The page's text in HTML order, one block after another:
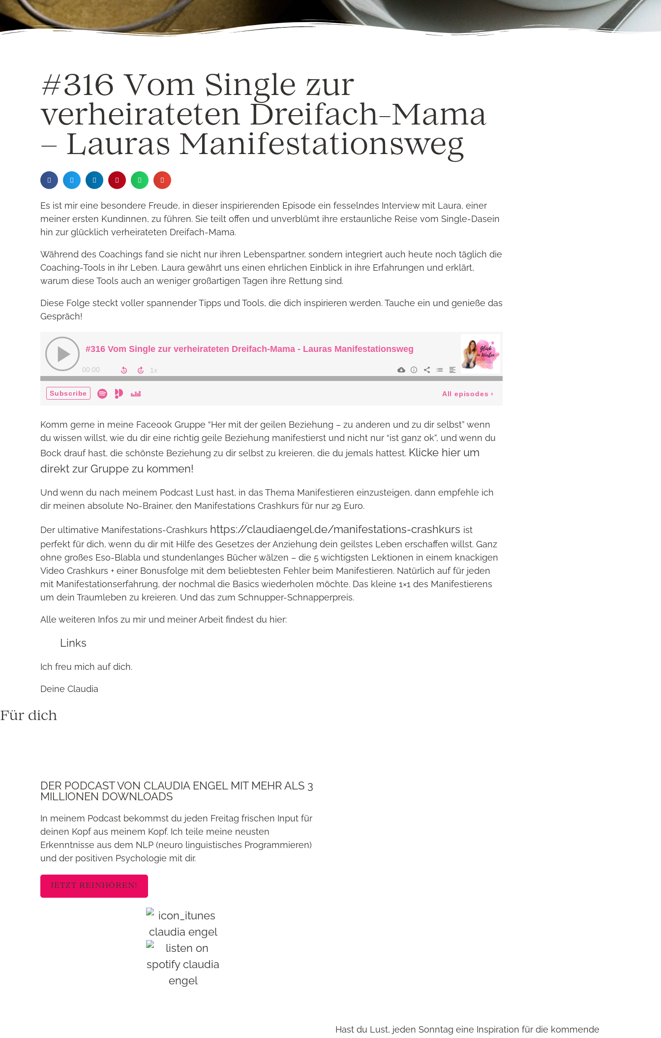
#316 Vom Single zur
verheirateten Dreifach-Mama
– Lauras Manifestationsweg
Es ist mir eine besondere Freude, in dieser inspirierenden Episode ein fesselndes Interview mit Laura, einer
meiner ersten Kundinnen, zu führen. Sie teilt offen und unverblümt ihre erstaunliche Reise vom Single-Dasein
hin zur glücklich verheirateten Dreifach-Mama.
Während des Coachings fand sie nicht nur ihren Lebenspartner, sondern integriert auch heute noch täglich die
Coaching-Tools in ihr Leben. Laura gewährt uns einen ehrlichen Einblick in ihre Erfahrungen und erklärt,
warum diese Tools auch an weniger großartigen Tagen ihre Rettung sind.
Diese Folge steckt voller spannender Tipps und Tools, die dich inspirieren werden. Tauche ein und genieße das
Gespräch!
Komm gerne in meine Faceook Gruppe “Her mit der geilen Beziehung – zu anderen und zu dir selbst” wenn
du wissen willst, wie du dir eine richtig geile Beziehung manifestierst und nicht nur “ist ganz ok”, und wenn du
Bock drauf hast, die schönste Beziehung zu dir selbst zu kreieren, die du jemals hattest. Klicke hier um
direkt zur Gruppe zu kommen!
Und wenn du nach meinem Podcast Lust hast, in das Thema Manifestieren einzusteigen, dann empfehle ich
dir meinen absolute No-Brainer, den Manifestations Crashkurs für nur 29 Euro.
Der ultimative Manifestations-Crashkurs https://claudiaengel.de/manifestations-crashkurs ist
perfekt für dich, wenn du dir mit Hilfe des Gesetzes der Anziehung dein geilstes Leben erschaffen willst. Ganz
ohne großes Eso-Blabla und stundenlanges Bücher wälzen – die 5 wichtigsten Lektionen in einem knackigen
Video Crashkurs + einer Bonusfolge mit dem beliebtesten Fehler beim Manifestieren. Natürlich auf für jeden
mit Manifestationserfahrung, der nochmal die Basics wiederholen möchte. Das kleine 1×1 des Manifestierens
um dein Traumleben zu kreieren. Und das zum Schnupper-Schnapperpreis.
Alle weiteren Infos zu mir und meiner Arbeit findest du hier:
Links
Ich freu mich auf dich.
Deine Claudia
Für dich
DER PODCAST VON CLAUDIA ENGEL MIT MEHR ALS 3
MILLIONEN DOWNLOADS
In meinem Podcast bekommst du jeden Freitag frischen Input für
deinen Kopf aus meinem Kopf. Ich teile meine neusten
Erkenntnisse aus dem NLP (neuro linguistisches Programmieren)
und der positiven Psychologie mit dir.
JETZT REINHÖREN!
Hast du Lust, jeden Sonntag eine Inspiration für die kommende